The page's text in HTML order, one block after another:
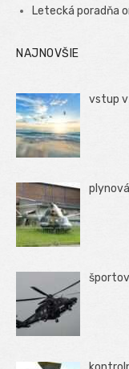
Letecká poradňa
NAJNOVŠIE
vstup